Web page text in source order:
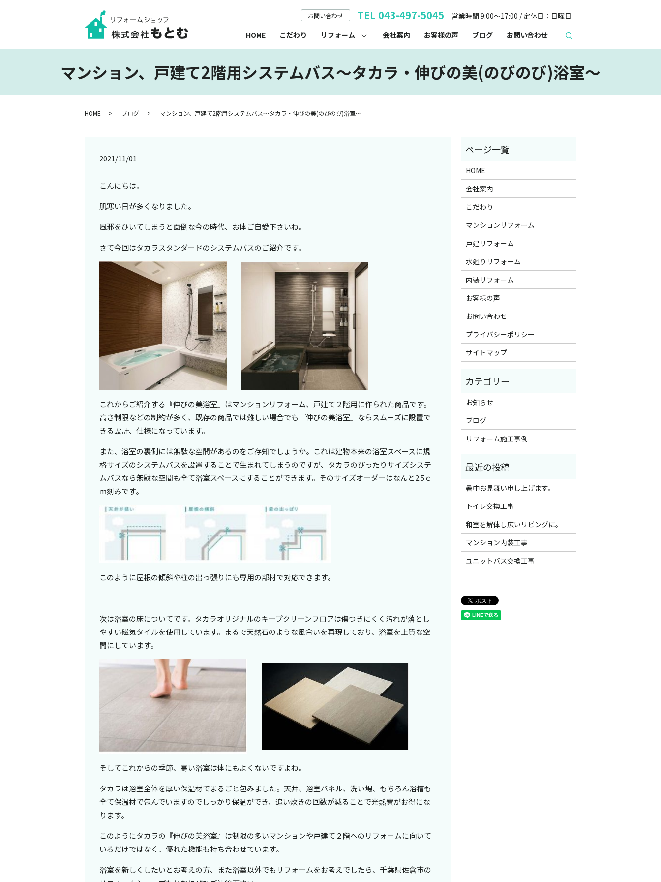
お問い合わせ TEL 043-497-5045
営業時間 9:00～17:00 / 定休日：日曜日
HOME
こだわり リフォーム 会社案内 お客様の声 ブログ お問い合わせ
マンション、戸建て2階用システムバス～タカラ・伸びの美(のびのび)浴室～
HOME ブログ マンション、戸建て2階用システムバス～タカラ・伸びの美(のびのび)浴室～
2021/11/01
こんにちは。
肌寒い日が多くなりました。
風邪をひいてしまうと面倒な今の時代、お体ご自愛下さいね。
さて今回はタカラスタンダードのシステムバスのご紹介です。
これからご紹介する『伸びの美浴室』はマンションリフォーム、戸建て２階用に作られた商品です。
高さ制限などの制約が多く、既存の商品では難しい場合でも『伸びの美浴室』ならスムーズに設置で
きる設計、仕様になっています。
また、浴室の裏側には無駄な空間があるのをご存知でしょうか。これは建物本来の浴室スペースに規
格サイズのシステムバスを設置することで生まれてしまうのですが、タカラのぴったりサイズシステ
ムバスなら無駄な空間も全て浴室スペースにすることができます。そのサイズオーダーはなんと2.5ｃ
ｍ刻みです。
このように屋根の傾斜や柱の出っ張りにも専用の部材で対応できます。
次は浴室の床についてです。タカラオリジナルのキープクリーンフロアは傷つきにくく汚れが落とし
やすい磁気タイルを使用しています。まるで天然石のような風合いを再現しており、浴室を上質な空
間にしています。
そしてこれからの季節、寒い浴室は体にもよくないですよね。
タカラは浴室全体を厚い保温材でまるごと包みました。天井、浴室パネル、洗い場、もちろん浴槽も
全て保温材で包んでいますのでしっかり保温ができ、追い炊きの回数が減ることで光熱費がお得にな
ります。
このようにタカラの『伸びの美浴室』は制限の多いマンションや戸建て２階へのリフォームに向いて
いるだけではなく、優れた機能も持ち合わせています。
浴室を新しくしたいとお考えの方、また浴室以外でもリフォームをお考えでしたら、千葉県佐倉市の
HOME
会社案内
こだわり
マンションリフォーム
戸建リフォーム
水廻りリフォーム
内装リフォーム
お客様の声
お問い合わせ
プライバシーポリシー
サイトマップ
お知らせ
ブログ
リフォーム施工事例
暑中お見舞い申し上げます。
トイレ交換工事
和室を解体し広いリビングに。
マンション内装工事
ユニットバス交換工事